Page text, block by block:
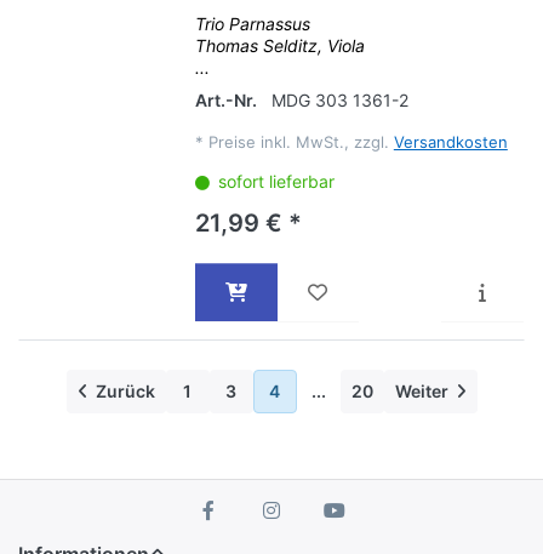
Trio Parnassus
Thomas Selditz, Viola
...
Art.-Nr.
MDG 303 1361-2
* Preise inkl. MwSt., zzgl. Versandkosten
sofort lieferbar
21,99 € *
Zurück 1 3 4 ... 20 Weiter